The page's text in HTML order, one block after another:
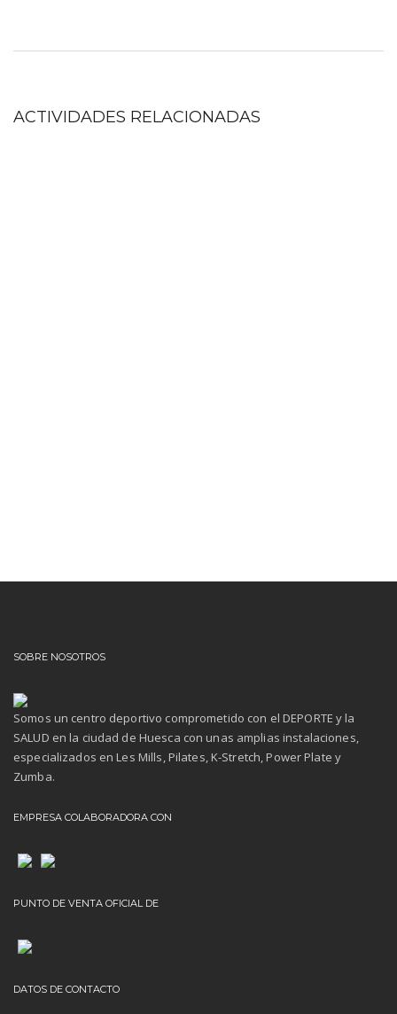
ACTIVIDADES RELACIONADAS
SOBRE NOSOTROS
Somos un centro deportivo comprometido con el DEPORTE y la
SALUD en la ciudad de Huesca con unas amplias instalaciones,
especializados en Les Mills, Pilates, K-Stretch, Power Plate y
Zumba.
EMPRESA COLABORADORA CON
PUNTO DE VENTA OFICIAL DE
DATOS DE CONTACTO